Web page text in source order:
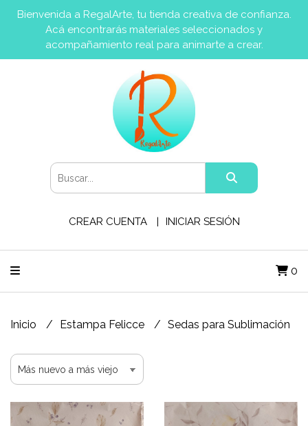
Bienvenida a RegalArte, tu tienda creativa de confianza.
Acá encontrarás materiales seleccionados y
acompañamiento real para animarte a crear.
CREAR CUENTA INICIAR SESIÓN
0
Inicio Estampa Felicce Sedas para Sublimación